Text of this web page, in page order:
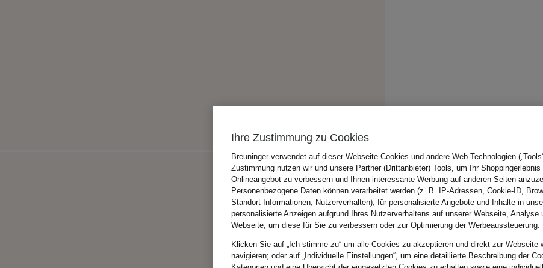
Ihre Zustimmung zu Cookies
Breuninger verwendet auf dieser Webseite Cookies und andere Web-Technologien
Zustimmung nutzen wir und unsere Partner (Drittanbieter) Tools, um Ihr Shoppingerlebnis
Onlineangebot zu verbessern und Ihnen interessante Werbung auf anderen Seiten
Personenbezogene Daten können verarbeitet werden (z. B. IP-Adressen, Cookie-ID,
Standort-Informationen, Nutzerverhalten), für personalisierte Angebote und Inhalte in
personalisierte Anzeigen aufgrund Ihres Nutzerverhaltens auf unserer Webseite, Analyse
Webseite, um diese für Sie zu verbessern oder zur Optimierung der Werbeaussteuerung.
Klicken Sie auf „Ich stimme zu“ um alle Cookies zu akzeptieren und direkt zur Webseite
navigieren; oder auf „Individuelle Einstellungen“, um eine detaillierte Beschreibung der